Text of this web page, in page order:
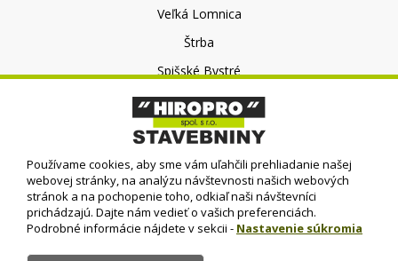
Veľká Lomnica
Štrba
Spišské Bystré
O nás
O spoločnosti
Kontakt
Používame cookies, aby sme vám uľahčili prehliadanie našej
webovej stránky, na analýzu návštevnosti našich webových
stránok a na pochopenie toho, odkiaľ naši návštevníci
prichádzajú. Dajte nám vedieť o vašich preferenciách.
Podrobné informácie nájdete v sekcii - Nastavenie súkromia